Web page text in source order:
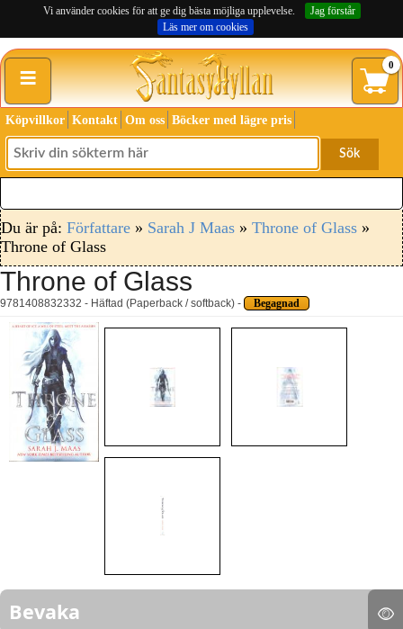
Vi använder cookies för att ge dig bästa möjliga upplevelse.
Jag förstår
Läs mer om cookies
≡ 0
Köpvillkor Kontakt Om oss Böcker med lägre pris
Sök
Du är på: Författare » Sarah J Maas » Throne of Glass »
Throne of Glass
Throne of Glass
9781408832332 - Häftad (Paperback / softback) - Begagnad
Bevaka